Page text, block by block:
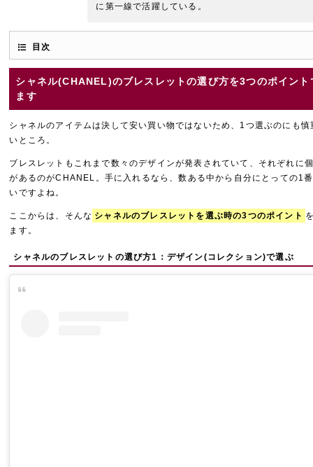
に第一線で活躍している。
目次
シャネル(CHANEL)のブレスレットの選び方を3つのポイント
ます
シャネルのアイテムは決して安い買い物ではないため、1つ選ぶのにも慎
いところ。
ブレスレットもこれまで数々のデザインが発表されていて、それぞれに
があるのがCHANEL。手に入れるなら、数ある中から自分にとっての1
いですよね。
ここからは、そんな シャネルのブレスレットを選ぶ時の3つのポイント
ます。
シャネルのブレスレットの選び方1：デザイン(コレクション)で選ぶ